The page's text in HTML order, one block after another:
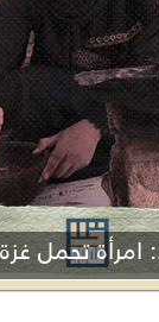
امرأة تحمل